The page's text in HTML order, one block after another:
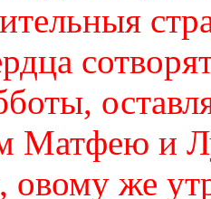
Матфею и
овому же